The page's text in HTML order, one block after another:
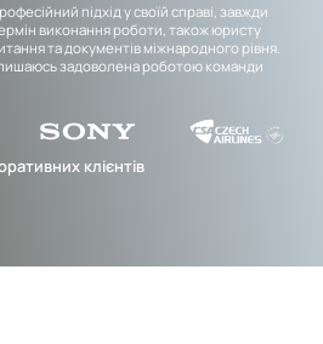
підхід у своїй справі, завжди
виконання роботи, також юристу
та документів міжнародного рівня.
задоволена роботою команди
клієнтів